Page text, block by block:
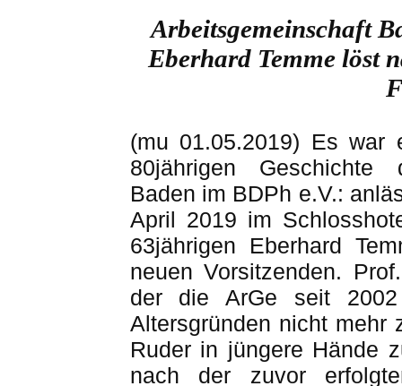
Arbeitsgemeinschaft
Eberhard Temme löst
(mu 01.05.2019) Es
80jährigen Geschichte
Baden im BDPh e.V.:
April 2019 im
63jährigen Eberhard
neuen Vorsitzenden.
der dieArGe seit
Altersgründen nicht mehr
Ruder in jüngere Hände
nach der zuvor